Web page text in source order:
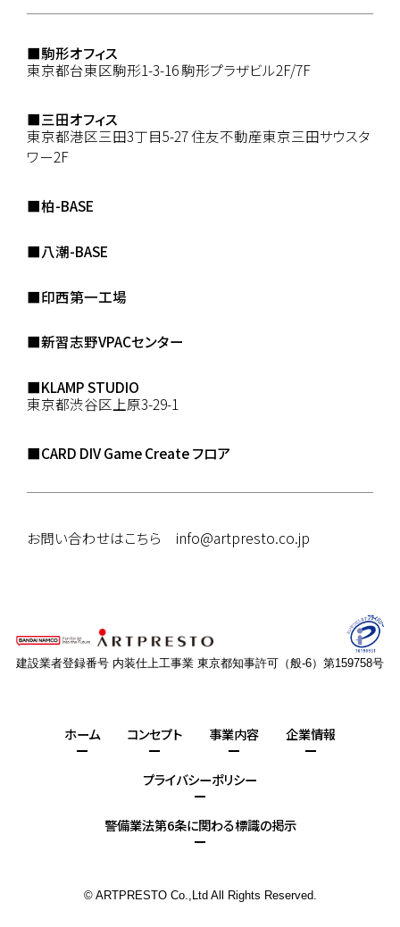
■駒形オフィス
東京都台東区駒形1-3-16 駒形プラザビル2F/7F
■三田オフィス
東京都港区三田3丁目5-27 住友不動産東京三田サウスタ
ワー2F
■柏-BASE
■八潮-BASE
■印西第一工場
■新習志野VPACセンター
■KLAMP STUDIO
東京都渋谷区上原3-29-1
■CARD DIV Game Create フロア
お問い合わせはこちら info artpresto.co.jp
建設業者登録番号 内装仕上工事業 東京都知事許可（般-6）第159758号
ホーム コンセプト 事業内容 企業情報
プライバシーポリシー
警備業法第6条に関わる標識の掲示
© ARTPRESTO Co.,Ltd All Rights Reserved.